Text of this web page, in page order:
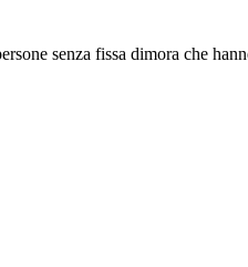
senza fissa dimora che